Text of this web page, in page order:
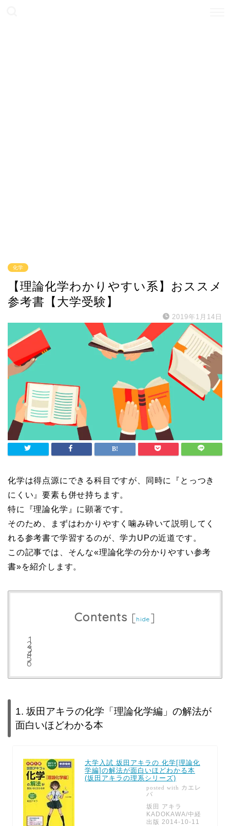
化学
【理論化学わかりやすい系】おススメ
参考書【大学受験】
2019年1月14日
化学は得点源にできる科目ですが、同時に『とっつき
にくい』要素も併せ持ちます。
特に『理論化学』に顕著です。
そのため、まずはわかりやすく噛み砕いて説明してく
れる参考書で学習するのが、学力UPの近道です。
この記事では、そんな«理論化学の分かりやすい参考
書»を紹介します。
Contents [hide ]
1. 坂田アキラの化学「理論化学編」の解法が
面白いほどわかる本
大学入試 坂田アキラの 化学[理論化
学編]の解法が面白いほどわかる本
(坂田アキラの理系シリーズ)
posted with カエレ
バ
坂田 アキラ
KADOKAWA/中経
出版 2014-10-11